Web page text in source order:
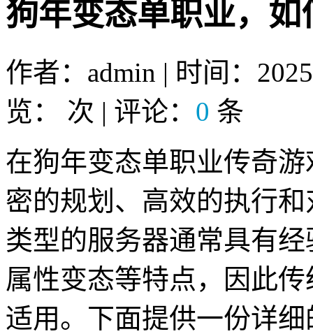
狗年变态单职业，
作者：admin | 时间：
览：
次 | 评论： 0 条
在狗年变态单职业传奇
密的规划、高效的执行
类型的服务器通常具有
属性变态等特点，因此
适用。下面提供一份详